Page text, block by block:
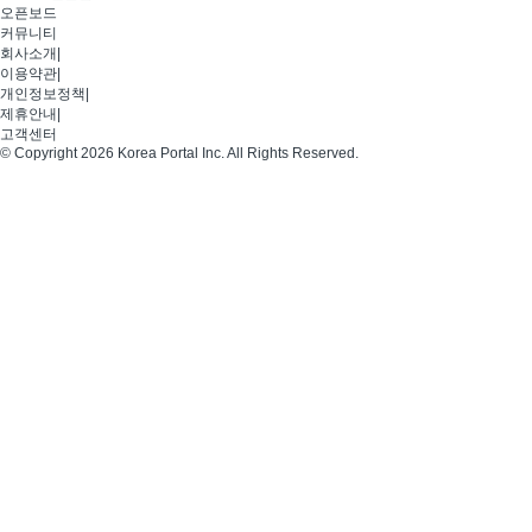
오픈보드
커뮤니티
회사소개
이용약관
개인정보정책
제휴안내
고객센터
© Copyright 2026 Korea Portal Inc. All Rights Reserved.